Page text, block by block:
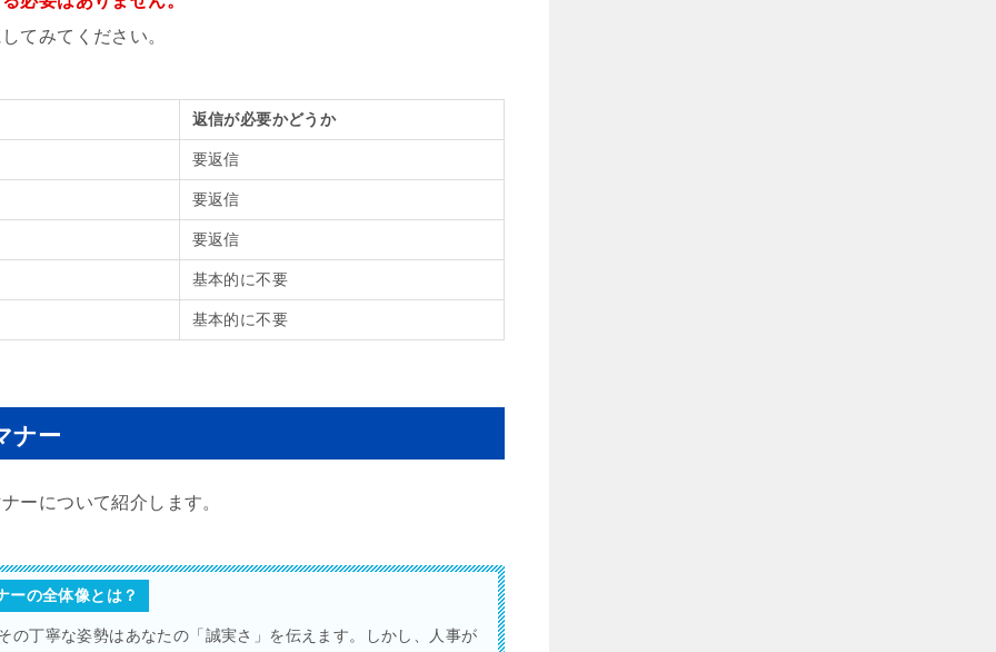
てみてください。
返信が必要かどうか
要返信
要返信
要返信
基本的に不要
基本的に不要
ナー
ーについて紹介します。
ーの全体像とは？
の丁寧な姿勢はあなたの「誠実さ」を伝えます。しかし、人事が